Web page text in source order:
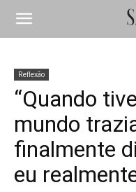
Reflexão
“Quando
mundo
finalmente
eu